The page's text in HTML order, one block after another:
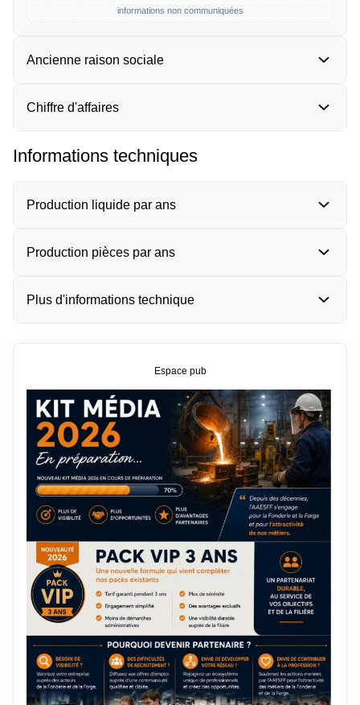
informations non communiquées
Ancienne raison sociale
Chiffre d'affaires
Informations techniques
Production liquide par ans
Production pièces par ans
Plus d'informations technique
Espace pub